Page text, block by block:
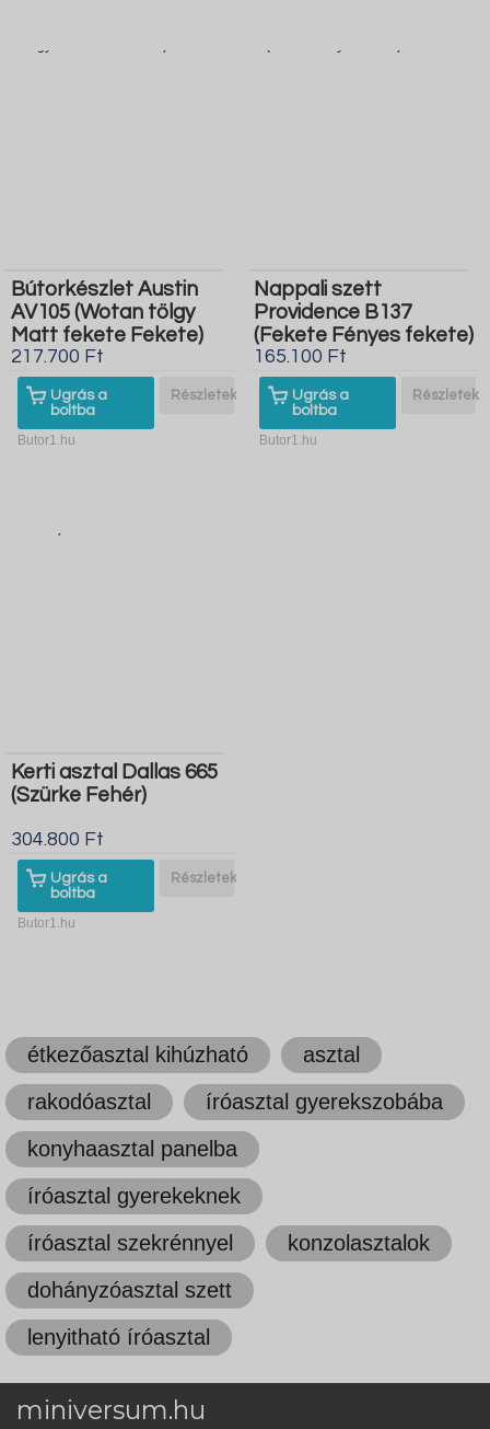
Bútorkészlet Austin
AV105 (Wotan tölgy
Matt fekete Fekete)
217.700 Ft
Ugrás a
boltba
Részletek
Butor1.hu
Nappali szett
Providence B137
(Fekete Fényes fekete)
165.100 Ft
Ugrás a
boltba
Részletek
Butor1.hu
Kerti asztal Dallas 665
(Szürke Fehér)
304.800 Ft
Ugrás a
boltba
Részletek
Butor1.hu
étkezőasztal kihúzható
asztal
rakodóasztal
íróasztal gyerekszobába
konyhaasztal panelba
íróasztal gyerekeknek
íróasztal szekrénnyel
konzolasztalok
dohányzóasztal szett
lenyitható íróasztal
miniversum.hu